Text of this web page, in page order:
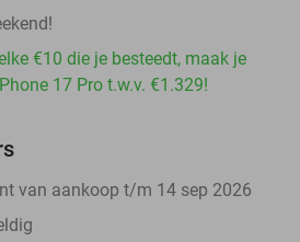
€10 die je besteedt, maak je
17 Pro t.w.v. €1.329!
van aankoop t/m 14 sep 2026